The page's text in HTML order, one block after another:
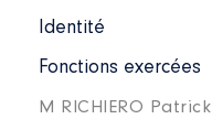
Identité
Fonctions exercées
M RICHIERO Patrick